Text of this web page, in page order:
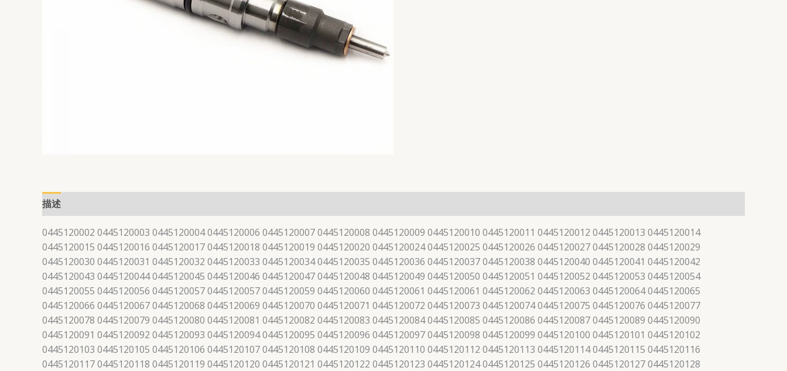
描述
0445120002 0445120003 0445120004 0445120006 0445120007 0445120008 0445120009 0445120010 0445120011 0445120012 0445120013 0445120014
0445120015 0445120016 0445120017 0445120018 0445120019 0445120020 0445120024 0445120025 0445120026 0445120027 0445120028 0445120029
0445120030 0445120031 0445120032 0445120033 0445120034 0445120035 0445120036 0445120037 0445120038 0445120040 0445120041 0445120042
0445120043 0445120044 0445120045 0445120046 0445120047 0445120048 0445120049 0445120050 0445120051 0445120052 0445120053 0445120054
0445120055 0445120056 0445120057 0445120057 0445120059 0445120060 0445120061 0445120061 0445120062 0445120063 0445120064 0445120065
0445120066 0445120067 0445120068 0445120069 0445120070 0445120071 0445120072 0445120073 0445120074 0445120075 0445120076 0445120077
0445120078 0445120079 0445120080 0445120081 0445120082 0445120083 0445120084 0445120085 0445120086 0445120087 0445120089 0445120090
0445120091 0445120092 0445120093 0445120094 0445120095 0445120096 0445120097 0445120098 0445120099 0445120100 0445120101 0445120102
0445120103 0445120105 0445120106 0445120107 0445120108 0445120109 0445120110 0445120112 0445120113 0445120114 0445120115 0445120116
0445120117 0445120118 0445120119 0445120120 0445120121 0445120122 0445120123 0445120124 0445120125 0445120126 0445120127 0445120128